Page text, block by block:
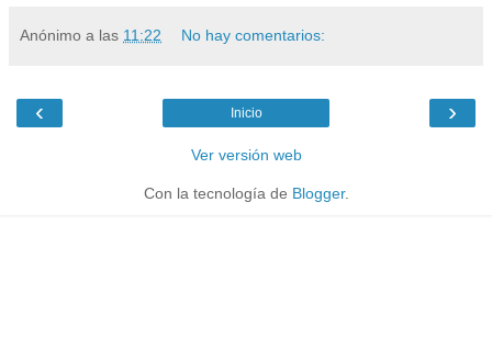
Anónimo a las 11:22 No hay comentarios:
‹ ›
Inicio
Ver versión web
Con la tecnología de Blogger.